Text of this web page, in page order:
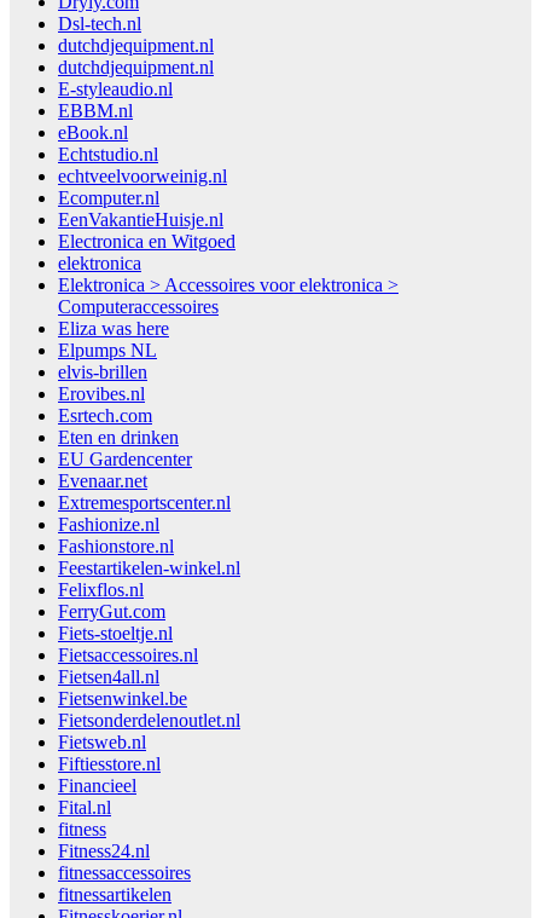
Dsl-tech.nl
dutchdjequipment.nl
dutchdjequipment.nl
E-styleaudio.nl
EBBM.nl
eBook.nl
Echtstudio.nl
echtveelvoorweinig.nl
Ecomputer.nl
EenVakantieHuisje.nl
Electronica en Witgoed
elektronica
Elektronica > Accessoires voor elektronica >
Computeraccessoires
Eliza was here
Elpumps NL
elvis-brillen
Erovibes.nl
Esrtech.com
Eten en drinken
EU Gardencenter
Evenaar.net
Extremesportscenter.nl
Fashionize.nl
Fashionstore.nl
Feestartikelen-winkel.nl
Felixflos.nl
FerryGut.com
Fiets-stoeltje.nl
Fietsaccessoires.nl
Fietsen4all.nl
Fietsenwinkel.be
Fietsonderdelenoutlet.nl
Fietsweb.nl
Fiftiesstore.nl
Financieel
Fital.nl
fitness
Fitness24.nl
fitnessaccessoires
fitnessartikelen